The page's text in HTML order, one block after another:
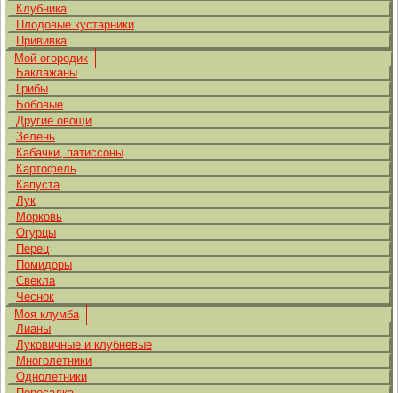
Клубника
Плодовые кустарники
Прививка
Мой огородик
Баклажаны
Грибы
Бобовые
Другие овощи
Зелень
Кабачки, патиссоны
Картофель
Капуста
Лук
Морковь
Огурцы
Перец
Помидоры
Свекла
Чеснок
Моя клумба
Лианы
Луковичные и клубневые
Многолетники
Однолетники